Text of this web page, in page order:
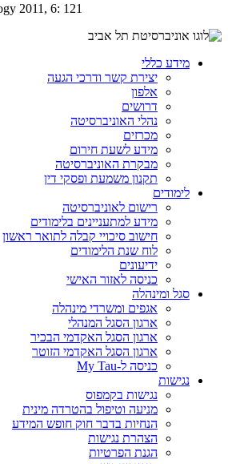
2011, 6: 121
מידע כללי
יצירת קשר ודרכי הגעה
אלפון
דרושים
נהלי האוניברסיטה
מכרזים
מידע לשעת חירום
מבקרת האוניברסיטה
תקנון משמעת ופסקי דין
לימודים
רישום לאוניברסיטה
מידע למתעניינים בלימודים
חישוב סיכויי קבלה לתואר ראשון
לוח שנת הלימודים
ידיעונים
כניסה לאזור האישי
סגל ומינהלה
אגפים ומשרדי מינהלה
ארגון הסגל המנהלי
ארגון הסגל האקדמי הבכיר
ארגון הסגל האקדמי הזוטר
כניסה ל-My Tau
נגישות
נגישות בקמפוס
מניעה וטיפול בהטרדה מינית
הנחיות בדבר חוק חופש המידע
הצהרת נגישות
הגנת הפרטיות